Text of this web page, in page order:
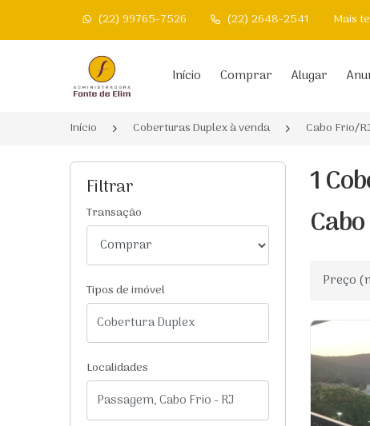
(22) 99765-7526 (22) 2648-2541 Mais
Página inicial Início Comprar Alugar
Início Coberturas Duplex à venda Cabo Frio/RJ
Filtrar
Transação
Tipos de imóvel
Localidades
1
Ordenar